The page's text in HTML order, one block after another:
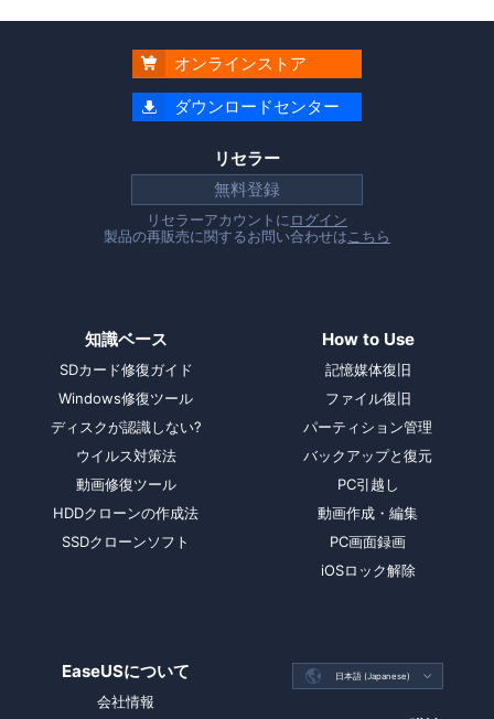
 オンラインストア
 ダウンロードセンター
リセラー
無料登録
リセラーアカウントに ログイン
製品の再販売に関するお問い合わせは こちら
知識ベース
SDカード修復ガイド
Windows修復ツール
ディスクが認識しない?
ウイルス対策法
動画修復ツール
HDDクローンの作成法
SSDクローンソフト
How to Use
記憶媒体復旧
ファイル復旧
パーティション管理
バックアップと復元
PC引越し
動画作成・編集
PC画面録画
iOSロック解除
EaseUSについて
会社情報
 日本語 (Japanese) 